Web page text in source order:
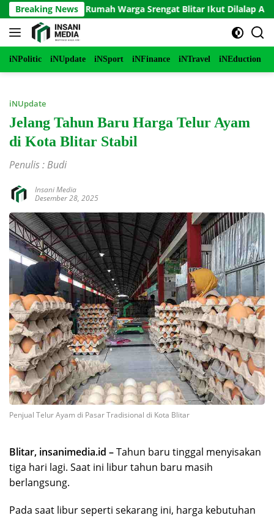
Langsung
ke
konten
Breaking News
Rumah Warga Srengat Blitar Ikut Dilalap Api, Segini
iNPolitic iNUpdate iNSport iNFinance iNTravel iNEduction
iNUpdate
Jelang Tahun Baru Harga Telur Ayam
di Kota Blitar Stabil
Penulis : Budi
Insani Media
Desember 28, 2025
Penjual Telur Ayam di Pasar Tradisional di Kota Blitar
Blitar, insanimedia.id –Tahun baru tinggal menyisakan
tiga hari lagi. Saat ini libur tahun baru masih
berlangsung.
Pada saat libur seperti sekarang ini, harga kebutuhan